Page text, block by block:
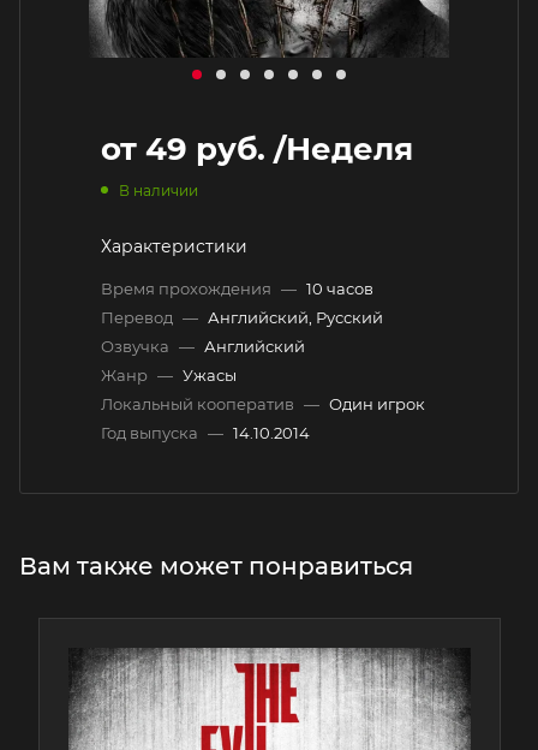
от 49 руб. /Неделя
В наличии
Характеристики
Время прохождения — 10 часов
Перевод — Английский, Русский
Озвучка — Английский
Жанр — Ужасы
Локальный кооператив — Один игрок
Год выпуска — 14.10.2014
Вам также может понравиться